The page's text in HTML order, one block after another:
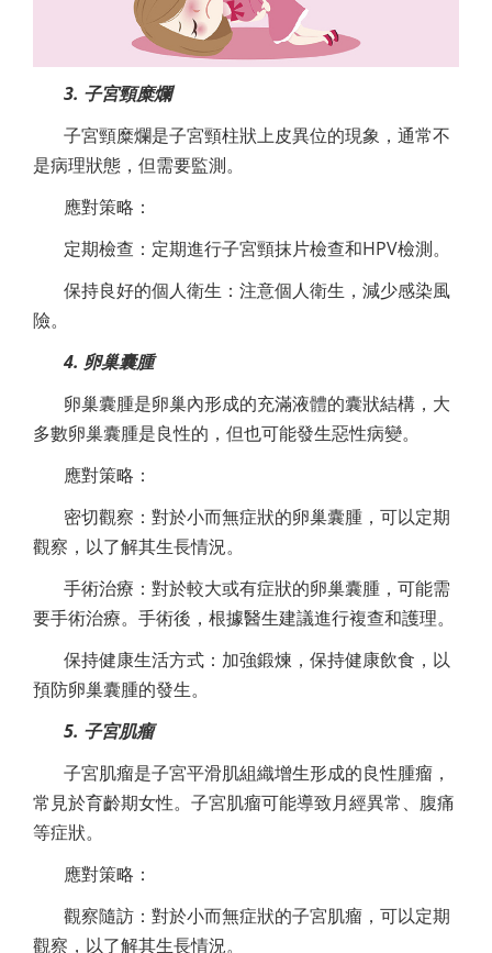
3. 子宮頸糜爛
子宮頸糜爛是子宮頸柱狀上皮異位的現象，通常不
是病理狀態，但需要監測。
應對策略：
定期檢查：定期進行子宮頸抹片檢查和HPV檢測。
保持良好的個人衛生：注意個人衛生，減少感染風
險。
4. 卵巢囊腫
卵巢囊腫是卵巢內形成的充滿液體的囊狀結構，大
多數卵巢囊腫是良性的，但也可能發生惡性病變。
應對策略：
密切觀察：對於小而無症狀的卵巢囊腫，可以定期
觀察，以了解其生長情況。
手術治療：對於較大或有症狀的卵巢囊腫，可能需
要手術治療。手術後，根據醫生建議進行複查和護理。
保持健康生活方式：加強鍛煉，保持健康飲食，以
預防卵巢囊腫的發生。
5. 子宮肌瘤
子宮肌瘤是子宮平滑肌組織增生形成的良性腫瘤，
常見於育齡期女性。子宮肌瘤可能導致月經異常、腹痛
等症狀。
應對策略：
觀察隨訪：對於小而無症狀的子宮肌瘤，可以定期
觀察，以了解其生長情況。